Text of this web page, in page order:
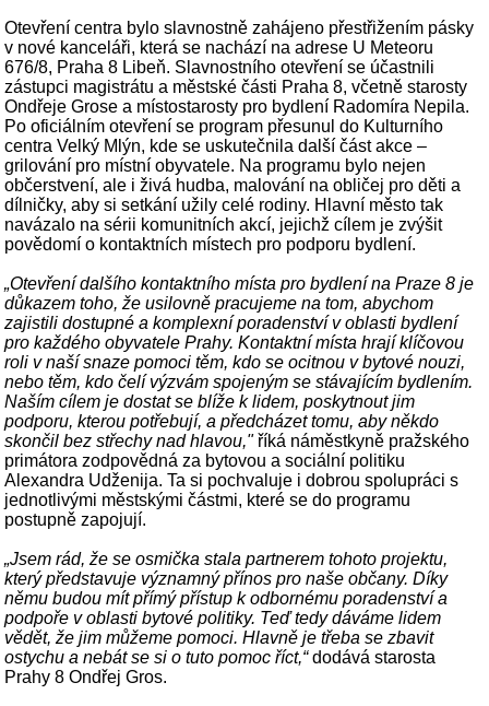
Otevření centra bylo slavnostně zahájeno přestřižením pásky
v nové kanceláři, která se nachází na adrese U Meteoru
676/8, Praha 8 Libeň. Slavnostního otevření se účastnili
zástupci magistrátu a městské části Praha 8, včetně starosty
Ondřeje Grose a místostarosty pro bydlení Radomíra Nepila.
Po oficiálním otevření se program přesunul do Kulturního
centra Velký Mlýn, kde se uskutečnila další část akce –
grilování pro místní obyvatele. Na programu bylo nejen
občerstvení, ale i živá hudba, malování na obličej pro děti a
dílničky, aby si setkání užily celé rodiny. Hlavní město tak
navázalo na sérii komunitních akcí, jejichž cílem je zvýšit
povědomí o kontaktních místech pro podporu bydlení.
„Otevření dalšího kontaktního místa pro bydlení na Praze 8 je
důkazem toho, že usilovně pracujeme na tom, abychom
zajistili dostupné a komplexní poradenství v oblasti bydlení
pro každého obyvatele Prahy. Kontaktní místa hrají klíčovou
roli v naší snaze pomoci těm, kdo se ocitnou v bytové nouzi,
nebo těm, kdo čelí výzvám spojeným se stávajícím bydlením.
Naším cílem je dostat se blíže k lidem, poskytnout jim
podporu, kterou potřebují, a předcházet tomu, aby někdo
skončil bez střechy nad hlavou,"říká náměstkyně pražského
primátora zodpovědná za bytovou a sociální politiku
Alexandra Udženija. Ta si pochvaluje i dobrou spolupráci s
jednotlivými městskými částmi, které se do programu
postupně zapojují.
„Jsem rád, že se osmička stala partnerem tohoto projektu,
který představuje významný přínos pro naše občany. Díky
němu budou mít přímý přístup k odbornému poradenství a
podpoře v oblasti bytové politiky. Teď tedy dáváme lidem
vědět, že jim můžeme pomoci. Hlavně je třeba se zbavit
ostychu a nebát se si o tuto pomoc říct,“dodává starosta
Prahy 8 Ondřej Gros.